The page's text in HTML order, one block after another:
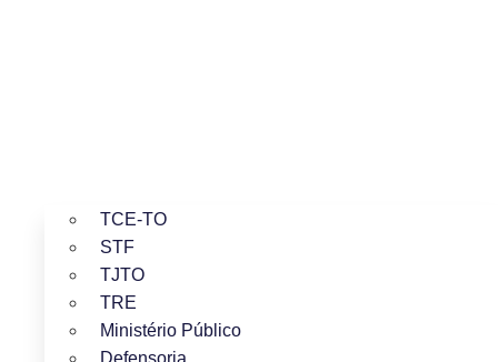
TCE-TO
STF
TJTO
TRE
Ministério Público
Defensoria